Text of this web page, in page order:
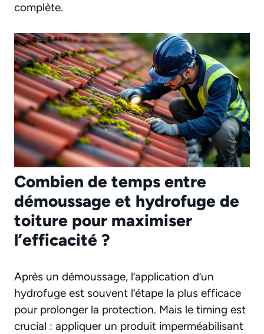
complète.
Combien de temps entre
démoussage et hydrofuge de
toiture pour maximiser
l’efficacité ?
Après un démoussage, l’application d’un
hydrofuge est souvent l’étape la plus efficace
pour prolonger la protection. Mais le timing est
crucial : appliquer un produit imperméabilisant